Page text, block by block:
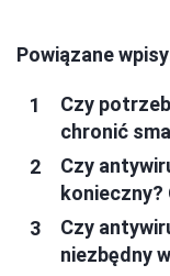
Powiązane
Czy
chronić
Czy
Czy
niezbędny